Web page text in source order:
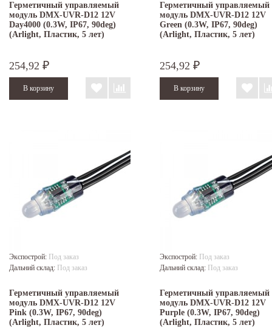
Герметичный управляемый
модуль DMX-UVR-D12 12V
Day4000 (0.3W, IP67, 90deg)
(Arlight, Пластик, 5 лет)
254,92 ₽
Герметичный управляемый
модуль DMX-UVR-D12 12V
Green (0.3W, IP67, 90deg)
(Arlight, Пластик, 5 лет)
254,92 ₽
Экспострой: Под заказ
Дальний склад: Под заказ
Герметичный управляемый
модуль DMX-UVR-D12 12V
Pink (0.3W, IP67, 90deg)
(Arlight, Пластик, 5 лет)
Экспострой: Под заказ
Дальний склад: Под заказ
Герметичный управляемый
модуль DMX-UVR-D12 12V
Purple (0.3W, IP67, 90deg)
(Arlight, Пластик, 5 лет)